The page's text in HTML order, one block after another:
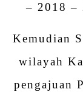
– 2018 –
Kemudian
wilayah
pengajuan